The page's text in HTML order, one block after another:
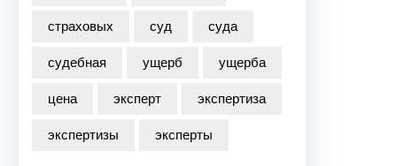
страховых
суд
суда
судебная
ущерб
ущерба
цена
эксперт
экспертиза
экспертизы
эксперты